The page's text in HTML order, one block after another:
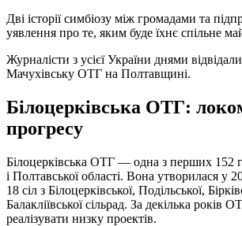
Дві історії симбіозу між громадами та
уявлення про те, яким буде їхнє спільне
Журналісти з усієї України днями
Мачухівську ОТГ на Полтавщині.
Білоцерківська ОТГ:
прогресу
Білоцерківська ОТГ — одна з перших 152
і Полтавської області. Вона утворилася у
18 сіл з Білоцерківської, Подільської,
Балакліївської сільрад. За декілька років
реалізувати низку проектів.